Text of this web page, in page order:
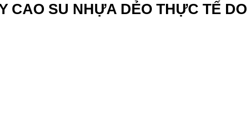
CAO SU NHỰA DẺO THỰC TẾ DO